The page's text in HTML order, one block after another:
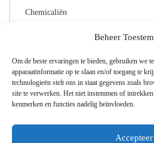
Beheer
Om de beste ervaringen te bieden, gebruiken we
apparaatinformatie op te slaan en/of toegang te
technologieën stelt ons in staat gegevens zoals
site te verwerken. Het niet instemmen of
kenmerken en functies nadelig beïnvloeden.
Accepteer
Chemicaliën
Persoonlijke beschermingsmiddelen